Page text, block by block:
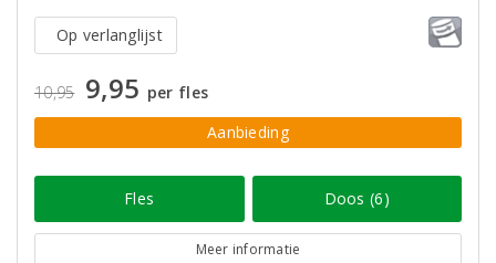
Op verlanglijst
10,95 9,95 per fles
Aanbieding
Fles Doos (6)
Meer informatie